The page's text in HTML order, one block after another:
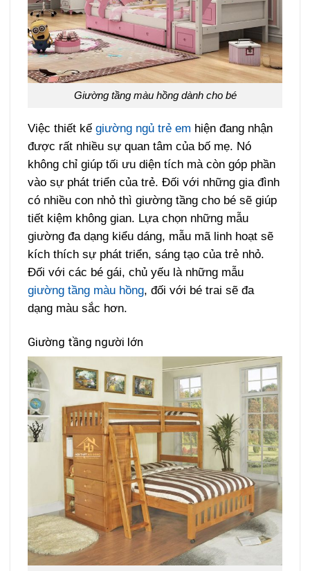
Giường tầng màu hồng dành cho bé
Việc thiết kếgiường ngủ trẻ em hiện đang nhận
được rất nhiều sự quan tâm của bố mẹ. Nó
không chỉ giúp tối ưu diện tích mà còn góp phần
vào sự phát triển của trẻ. Đối với những gia đình
có nhiều con nhỏ thì giường tầng cho bé sẽ giúp
tiết kiệm không gian. Lựa chọn những mẫu
giường đa dạng kiểu dáng, mẫu mã linh hoạt sẽ
kích thích sự phát triển, sáng tạo của trẻ nhỏ.
Đối với các bé gái, chủ yếu là những mẫu
giường tầng màu hồng, đối với bé trai sẽ đa
dạng màu sắc hơn.
Giường tầng người lớn